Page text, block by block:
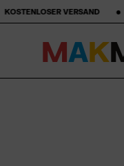
•‎ ‎ ‎ ‎ ‎ ‎ ‎ ‎ 50-TAGE
MAK